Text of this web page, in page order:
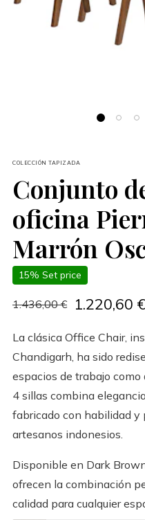
COLECCIÓN TAPIZADA
Conjunto
oficina
Marrón
15% Set price
1.436,00 € 1.220,60
La clásica Office Chair,
Chandigarh, ha sido
espacios de trabajo como
4 sillas combina
fabricado con habilidad y
artesanos indonesios.
Disponible en Dark
ofrecen la combinación
calidad para cualquier